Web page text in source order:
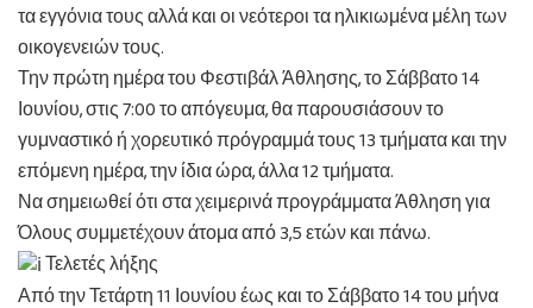
τα εγγόνια τους αλλά και οι νεότεροι τα ηλικιωμένα μέλη των
οικογενειών τους.
Την πρώτη ημέρα του Φεστιβάλ Άθλησης, το Σάββατο 14
Ιουνίου, στις 7:00 το απόγευμα, θα παρουσιάσουν το
γυμναστικό ή χορευτικό πρόγραμμά τους 13 τμήματα και την
επόμενη ημέρα, την ίδια ώρα, άλλα 12 τμήματα.
Να σημειωθεί ότι στα χειμερινά προγράμματα Άθληση για
Όλους συμμετέχουν άτομα από 3,5 ετών και πάνω.
Τελετές λήξης
Από την Τετάρτη 11 Ιουνίου έως και το Σάββατο 14 του μήνα